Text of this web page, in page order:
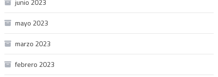
junio 2023
mayo 2023
marzo 2023
febrero 2023